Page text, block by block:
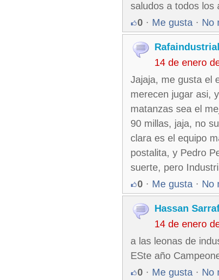
saludos a todos los
0 · Me gusta · No
14 de enero
Jajaja, me gusta el
merecen jugar asi,
matanzas sea el
90 millas, jaja, no
clara es el equipo
postalita, y Pedro
suerte, pero
0 · Me gusta · No
Hassan
14 de enero
a las leonas de
ESte año
0 · Me gusta · No